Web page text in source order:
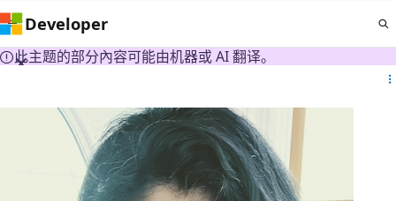
Developer
此主题的部分內容可能由机器或 AI 翻译。